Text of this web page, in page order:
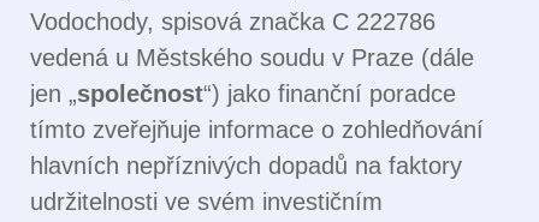
Vodochody, spisová značka C 222786
vedená u Městského soudu v Praze (dále
jen „společnost“) jako finanční poradce
tímto zveřejňuje informace o zohledňování
hlavních nepříznivých dopadů na faktory
udržitelnosti ve svém investičním